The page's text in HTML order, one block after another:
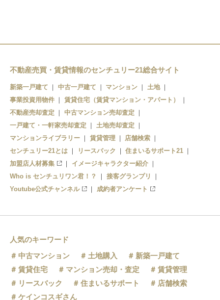
不動産売買・賃貸情報のセンチュリー21総合サイト
新築一戸建て 中古一戸建て マンション
土地
事業投資用物件
賃貸住宅（賃貸マンション・アパート）
不動産売却査定
中古マンション売却査定
一戸建て・一軒家売却査定
土地売却査定
マンションライブラリー
賃貸管理
店舗検索
センチュリー21とは
リースバック
住まいるサポート21
加盟店人材募集
イメージキャラクター紹介
Who is センチュリワン君！？
接客グランプリ
Youtube公式チャンネル
成約者アンケート
人気のキーワード
中古マンション
土地購入
新築一戸建て
賃貸住宅
マンション売却・査定
賃貸管理
リースバック
住まいるサポート
店舗検索
ケインコスギさん